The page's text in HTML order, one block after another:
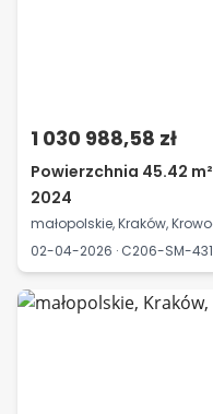
1 030 988,58 zł
Powierzchnia 45.42
2024
małopolskie, Kraków,
02-04-2026 · C206-SM-